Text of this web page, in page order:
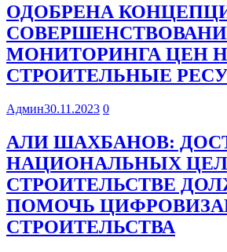
ОДОБРЕНА
МОНИТОРИНГА ЦЕН
СТРОИТЕЛЬНЫЕ
Админ30.11.2023 0
АЛИ ШАХБАНОВ:
НАЦИОНАЛЬНЫХ
СТРОИТЕЛЬСТВЕ
ПОМОЧЬ
СТРОИТЕЛЬСТВА